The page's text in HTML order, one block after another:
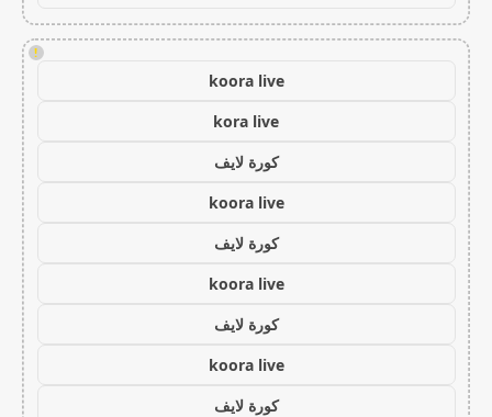
!
koora live
kora live
كورة لايف
koora live
كورة لايف
koora live
كورة لايف
koora live
كورة لايف